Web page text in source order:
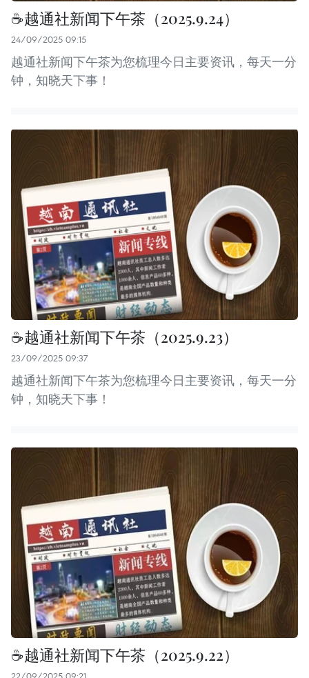
☕️越通社新闻下午茶（2025.9.24）
24/09/2025 09:15
越通社新闻下午茶为您梳理今日主要资讯，每天一分
钟，知晓天下事！
☕️越通社新闻下午茶（2025.9.23）
23/09/2025 09:37
越通社新闻下午茶为您梳理今日主要资讯，每天一分
钟，知晓天下事！
☕️越通社新闻下午茶（2025.9.22）